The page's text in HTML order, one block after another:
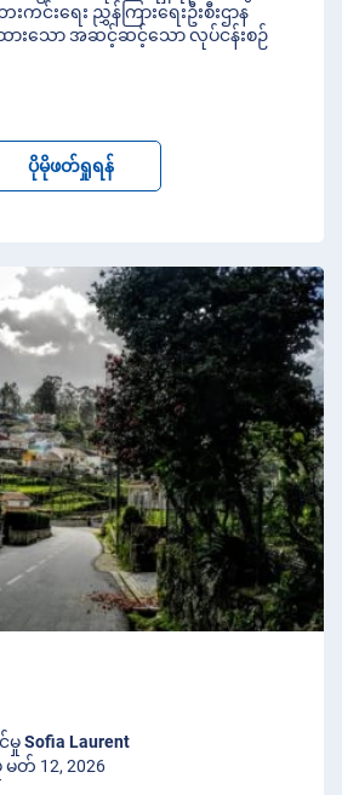
င်းရေး ညွှန်ကြားရေးဦးစီးဌာန
ားသော အဆင့်ဆင့်သော လုပ်ငန်းစဉ်
ပိုမိုဖတ်ရှုရန်
မှုSofia Laurent
တ် 12, 2026